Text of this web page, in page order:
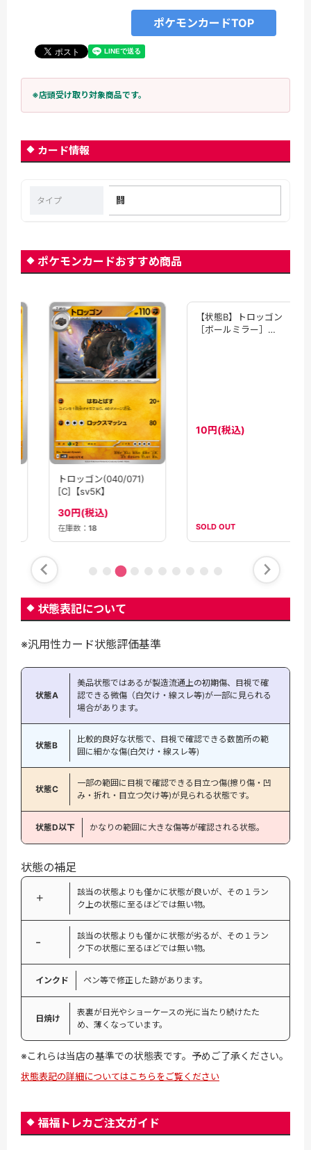
ポケモンカードTOP
※店頭受け取り対象商品です。
カード情報
タイプ 闘
ポケモンカードおすすめ商品
トロッゴン(040/071)
[C]【sv5K】
30円(税込)
在庫数：18
【状態B】トロッゴン
［ボールミラー］
10円(税込)
SOLD OUT
状態表記について
※汎用性カード状態評価基準
状態A
美品状態ではあるが製造流通上の初期傷、目視で確
認できる微傷（白欠け・線スレ等)が一部に見られる
場合があります。
状態B
比較的良好な状態で、目視で確認できる数箇所の範
囲に細かな傷(白欠け・線スレ等)
状態C
一部の範囲に目視で確認できる目立つ傷(擦り傷・凹
み・折れ・目立つ欠け等)が見られる状態です。
状態D以下 かなりの範囲に大きな傷等が確認される状態。
状態の補足
＋
該当の状態よりも僅かに状態が良いが、その１ラン
ク上の状態に至るほどでは無い物。
−
該当の状態よりも僅かに状態が劣るが、その１ラン
ク下の状態に至るほどでは無い物。
インクド ペン等で修正した跡があります。
日焼け
表裏が日光やショーケースの光に当たり続けたた
め、薄くなっています。
※これらは当店の基準での状態表です。予めご了承ください。
状態表記の詳細についてはこちらをご覧ください
福福トレカご注文ガイド